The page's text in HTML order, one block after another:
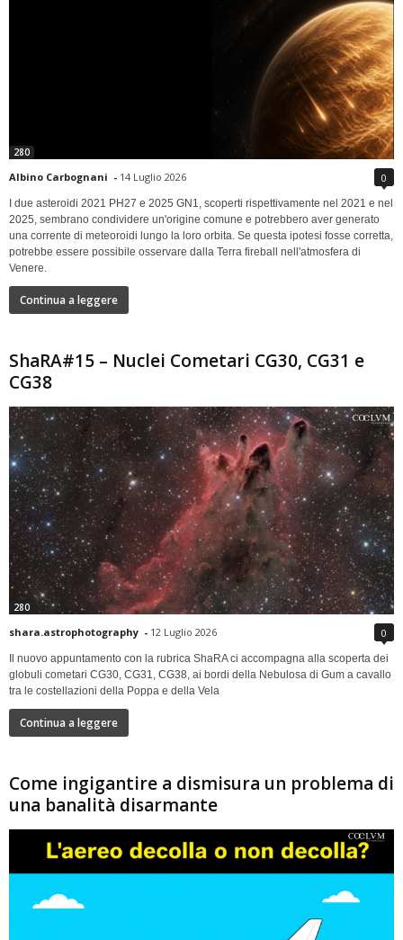
280
Albino Carbognani - 14 Luglio 2026 0
I due asteroidi 2021 PH27 e 2025 GN1, scoperti rispettivamente nel 2021 e nel
2025, sembrano condividere un'origine comune e potrebbero aver generato
una corrente di meteoroidi lungo la loro orbita. Se questa ipotesi fosse corretta,
potrebbe essere possibile osservare dalla Terra fireball nell'atmosfera di
Venere.
Continua a leggere
ShaRA#15 – Nuclei Cometari CG30, CG31 e
CG38
280
shara.astrophotography - 12 Luglio 2026 0
Il nuovo appuntamento con la rubrica ShaRA ci accompagna alla scoperta dei
globuli cometari CG30, CG31, CG38, ai bordi della Nebulosa di Gum a cavallo
tra le costellazioni della Poppa e della Vela
Continua a leggere
Come ingigantire a dismisura un problema di
una banalità disarmante